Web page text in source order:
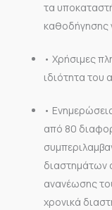
τα
καθοδήγησης
• Χρήσιμες
ιδιότητα του
•
από 80
διαστημάτων
ανανέωσης
χρονικά